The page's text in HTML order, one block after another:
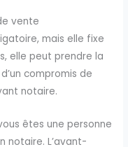
vente
mais elle fixe
elle peut prendre la
compromis de
notaire.
êtes une personne
notaire. L’avant-